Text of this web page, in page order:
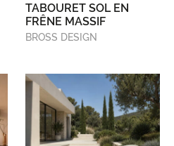
TABOURET SOL EN
FRÊNE MASSIF
BROSS DESIGN